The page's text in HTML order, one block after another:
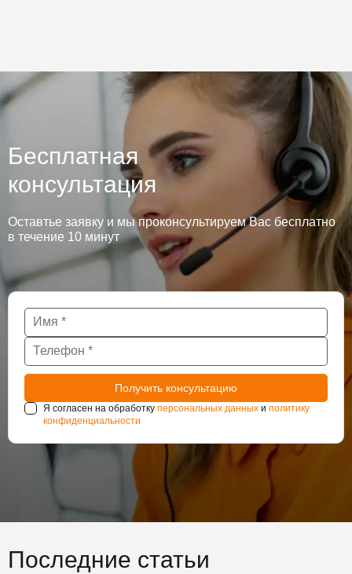
Бесплатная
консультация
Оставтье заявку и мы проконсультируем Вас бесплатно
в течение 10 минут
Я согласен на обработку персональных данных и политику
конфиденциальности
Последние статьи